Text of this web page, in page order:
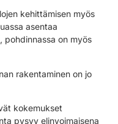
kehittämisen myös
asentaa
pohdinnassa on myös
rakentaminen on jo
kokemukset
pysyy elinvoimaisena